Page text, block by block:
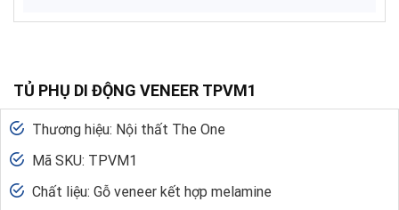
TỦ PHỤ DI ĐỘNG VENEER TPVM1
Thương hiệu: Nội thất The One
Mã SKU: TPVM1
Chất liệu: Gỗ veneer kết hợp melamine